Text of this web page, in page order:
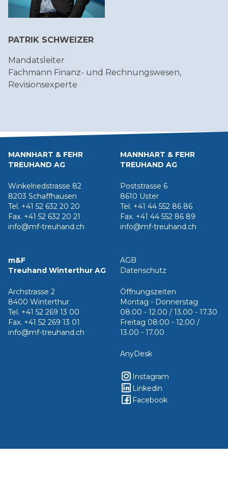
PATRIK SCHWEIZER
Mandatsleiter
Fachmann Finanz- und Rechnungswesen,
Revisionsexperte
MANNHART & FEHR
TREUHAND AG
Winkelriedstrasse 82
8203 Schaffhausen
Tel. +41 52 632 20 20
Fax. +41 52 632 20 21
info@mf-treuhand.ch
MANNHART & FEHR
TREUHAND AG
Poststrasse 6
8610 Uster
Tel. +41 44 552 86 86
Fax. +41 44 552 86 89
info@mf-treuhand.ch
m&F
Treuhand Winterthur AG
Archstrasse 2
8400 Winterthur
Tel. +41 52 269 13 00
Fax. +41 52 269 13 01
info@mf-treuhand.ch
AGB
Datenschutz
Öffnungszeiten
Montag - Donnerstag
08:00 - 12.00 / 13.00 - 17.30
Freitag 08:00 - 12.00 /
13.00 - 17.00
AnyDesk
Instagram
Linkedin
Facebook